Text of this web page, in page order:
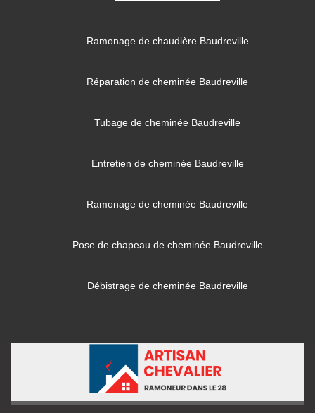
Ramonage de chaudière Baudreville
Réparation de cheminée Baudreville
Tubage de cheminée Baudreville
Entretien de cheminée Baudreville
Ramonage de cheminée Baudreville
Pose de chapeau de cheminée Baudreville
Débistrage de cheminée Baudreville